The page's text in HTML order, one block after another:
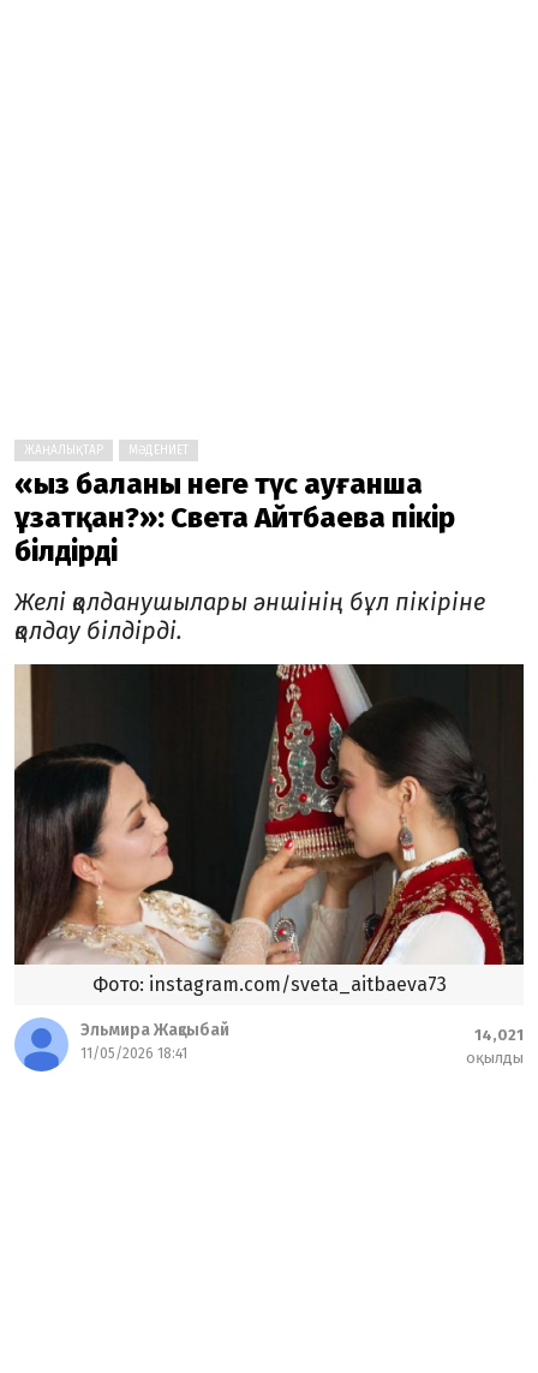
ЖАҢАЛЫҚТАР МӘДЕНИЕТ
«Қыз баланы неге түс ауғанша
ұзатқан?»: Света Айтбаева пікір
білдірді
Желі қолданушылары әншінің бұл пікіріне
қолдау білдірді.
Фото: instagram.com/sveta_aitbaeva73
Эльмира Жақсыбай
11/05/2026 18:41
14,021
оқылды